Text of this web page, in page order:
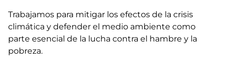
Trabajamos para mitigar los efectos de la crisis
climática y defender el medio ambiente como
parte esencial de la lucha contra el hambre y la
pobreza.